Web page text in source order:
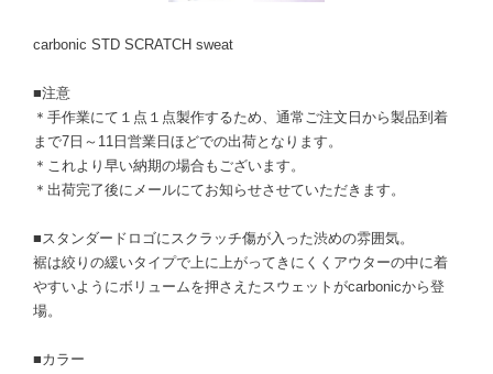
carbonic STD SCRATCH sweat
■注意
＊手作業にて１点１点製作するため、通常ご注文日から製品到着
まで7日～11日営業日ほどでの出荷となります。
＊これより早い納期の場合もございます。
＊出荷完了後にメールにてお知らせさせていただきます。
■スタンダードロゴにスクラッチ傷が入った渋めの雰囲気。
裾は絞りの緩いタイプで上に上がってきにくくアウターの中に着
やすいようにボリュームを押さえたスウェットがcarbonicから登
場。
■カラー